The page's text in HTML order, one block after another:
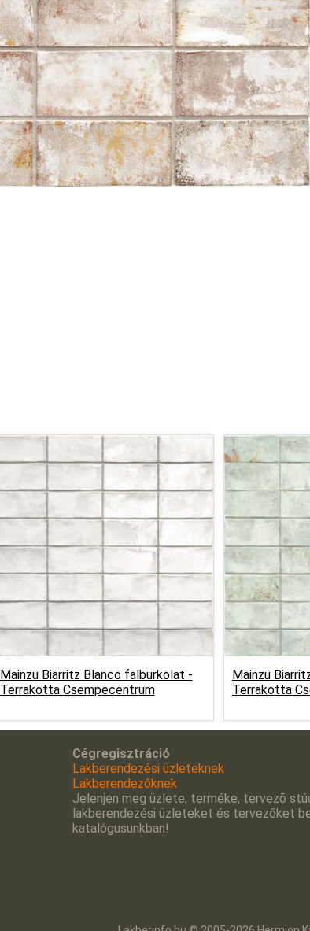
Mainzu Biarritz Blanco falburkolat -
Terrakotta Csempecentrum
Mainzu
Terrakotta
Cégregisztráció
Lakberendezési üzleteknek
Lakberendezőknek
Jelenjen meg üzlete, terméke, tervezõ
lakberendezési üzleteket és tervezőket
katalógusunkban!